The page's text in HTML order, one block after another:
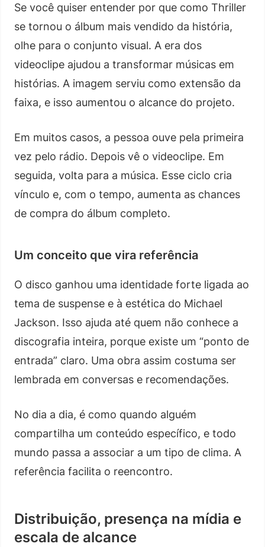
Se você quiser entender por que como Thriller
se tornou o álbum mais vendido da história,
olhe para o conjunto visual. A era dos
videoclipe ajudou a transformar músicas em
histórias. A imagem serviu como extensão da
faixa, e isso aumentou o alcance do projeto.
Em muitos casos, a pessoa ouve pela primeira
vez pelo rádio. Depois vê o videoclipe. Em
seguida, volta para a música. Esse ciclo cria
vínculo e, com o tempo, aumenta as chances
de compra do álbum completo.
Um conceito que vira referência
O disco ganhou uma identidade forte ligada ao
tema de suspense e à estética do Michael
Jackson. Isso ajuda até quem não conhece a
discografia inteira, porque existe um “ponto de
entrada” claro. Uma obra assim costuma ser
lembrada em conversas e recomendações.
No dia a dia, é como quando alguém
compartilha um conteúdo específico, e todo
mundo passa a associar a um tipo de clima. A
referência facilita o reencontro.
Distribuição, presença na mídia e
escala de alcance